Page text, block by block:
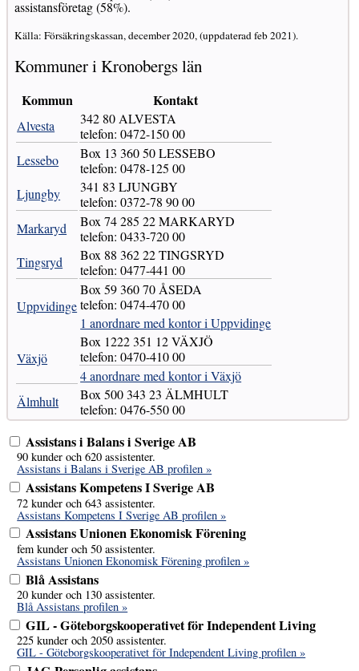
assistansföretag (58%).
Källa: Försäkringskassan, december 2020, (uppdaterad feb 2021).
Kommuner i Kronobergs län
Kommun Kontakt
Alvesta
342 80 ALVESTA
telefon: 0472-150 00
Lessebo
Box 13 360 50 LESSEBO
telefon: 0478-125 00
Ljungby
341 83 LJUNGBY
telefon: 0372-78 90 00
Markaryd
Box 74 285 22 MARKARYD
telefon: 0433-720 00
Tingsryd
Box 88 362 22 TINGSRYD
telefon: 0477-441 00
Uppvidinge
Box 59 360 70 ÅSEDA
telefon: 0474-470 00
1 anordnare med kontor i Uppvidinge
Växjö
Box 1222 351 12 VÄXJÖ
telefon: 0470-410 00
4 anordnare med kontor i Växjö
Älmhult
Box 500 343 23 ÄLMHULT
telefon: 0476-550 00
Assistans i Balans i Sverige AB
90 kunder och 620 assistenter.
Assistans i Balans i Sverige AB profilen »
Assistans Kompetens I Sverige AB
72 kunder och 643 assistenter.
Assistans Kompetens I Sverige AB profilen »
Assistans Unionen Ekonomisk Förening
fem kunder och 50 assistenter.
Assistans Unionen Ekonomisk Förening profilen »
Blå Assistans
20 kunder och 130 assistenter.
Blå Assistans profilen »
GIL - Göteborgskooperativet för Independent Living
225 kunder och 2050 assistenter.
GIL - Göteborgskooperativet för Independent Living profilen »